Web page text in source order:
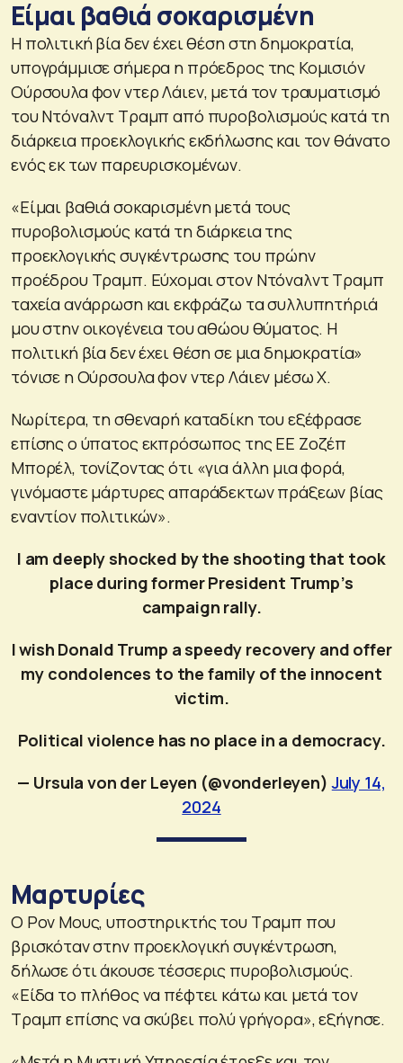
Είμαι βαθιά σοκαρισμένη
Η πολιτική βία δεν έχει θέση στη δημοκρατία,
υπογράμμισε σήμερα η πρόεδρος της Κομισιόν
Ούρσουλα φον ντερ Λάιεν, μετά τον τραυματισμό
του Ντόναλντ Τραμπ από πυροβολισμούς κατά τη
διάρκεια προεκλογικής εκδήλωσης και τον θάνατο
ενός εκ των παρευρισκομένων.
«Είμαι βαθιά σοκαρισμένη μετά τους
πυροβολισμούς κατά τη διάρκεια της
προεκλογικής συγκέντρωσης του πρώην
προέδρου Τραμπ. Εύχομαι στον Ντόναλντ Τραμπ
ταχεία ανάρρωση και εκφράζω τα συλλυπητήριά
μου στην οικογένεια του αθώου θύματος. Η
πολιτική βία δεν έχει θέση σε μια δημοκρατία»
τόνισε η Ούρσουλα φον ντερ Λάιεν μέσω Χ.
Νωρίτερα, τη σθεναρή καταδίκη του εξέφρασε
επίσης ο ύπατος εκπρόσωπος της ΕΕ Ζοζέπ
Μπορέλ, τονίζοντας ότι «για άλλη μια φορά,
γινόμαστε μάρτυρες απαράδεκτων πράξεων βίας
εναντίον πολιτικών».
I am deeply shocked by the shooting that took
place during former President Trump’s
campaign rally.
I wish Donald Trump a speedy recovery and offer
my condolences to the family of the innocent
victim.
Political violence has no place in a democracy.
— Ursula von der Leyen (@vonderleyen)July 14,
2024
Μαρτυρίες
Ο Ρον Μους, υποστηρικτής του Τραμπ που
βρισκόταν στην προεκλογική συγκέντρωση,
δήλωσε ότι άκουσε τέσσερις πυροβολισμούς.
«Είδα το πλήθος να πέφτει κάτω και μετά τον
Τραμπ επίσης να σκύβει πολύ γρήγορα», εξήγησε.